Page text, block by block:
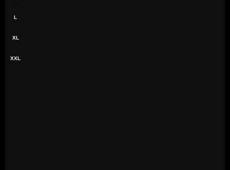
L
XL
XXL